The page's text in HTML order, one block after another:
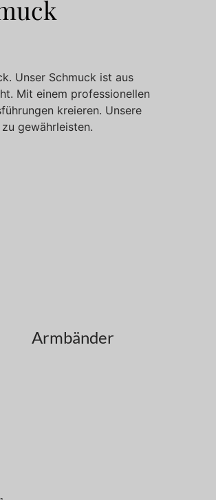
Unser Schmuck ist aus
Mit einem professionellen
kreieren. Unsere
gewährleisten.
Armbänder